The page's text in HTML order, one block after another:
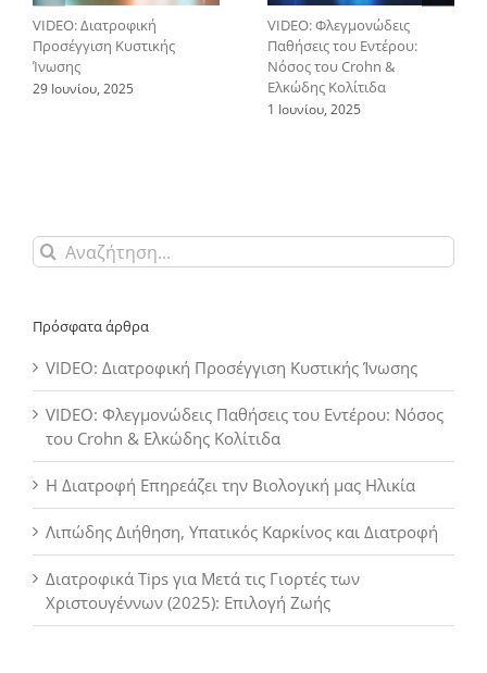
VIDEO: Διατροφική
Προσέγγιση Κυστικής
Ίνωσης
29 Ιουνίου, 2025
VIDEO: Φλεγμονώδεις
Παθήσεις του Εντέρου:
Νόσος του Crohn &
Ελκώδης Κολίτιδα
1 Ιουνίου, 2025
Αναζήτηση
για:
Πρόσφατα άρθρα
VIDEO: Διατροφική Προσέγγιση Κυστικής Ίνωσης
VIDEO: Φλεγμονώδεις Παθήσεις του Εντέρου: Νόσος
του Crohn & Ελκώδης Κολίτιδα
Η Διατροφή Επηρεάζει την Βιολογική μας Ηλικία
Λιπώδης Διήθηση, Υπατικός Καρκίνος και Διατροφή
Διατροφικά Tips για Μετά τις Γιορτές των
Χριστουγέννων (2025): Επιλογή Ζωής